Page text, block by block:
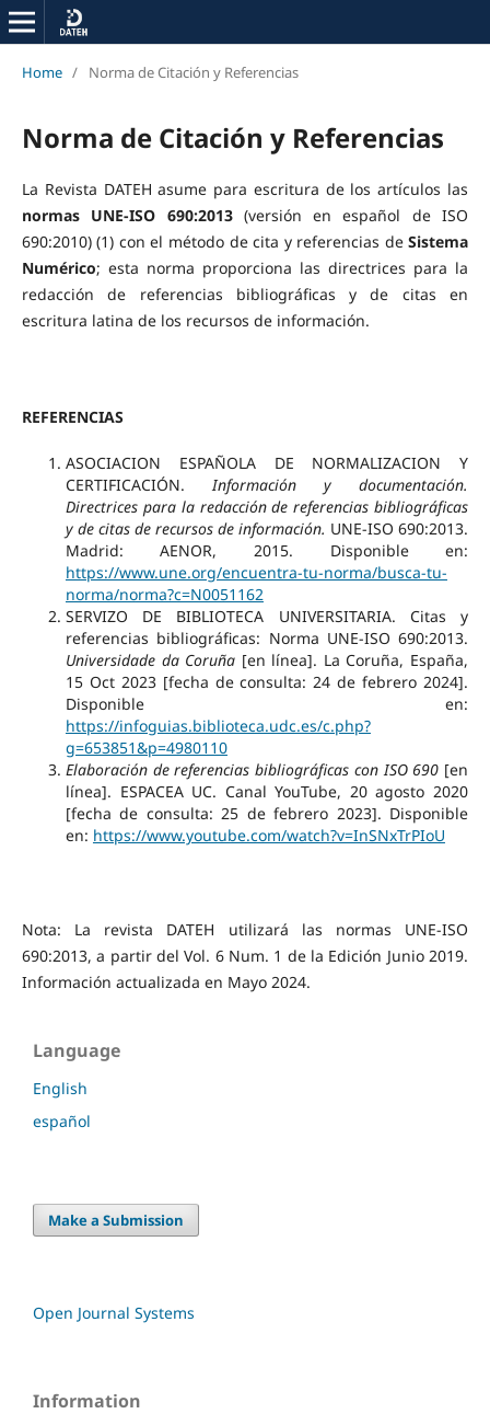
Home / Norma de Citación y Referencias
Norma de Citación y Referencias
La Revista DATEH asume para escritura de los artículos las
normas UNE-ISO 690:2013 (versión en español de ISO
690:2010) (1) con el método de cita y referencias deSistema
Numérico; esta norma proporciona las directrices para la
redacción de referencias bibliográficas y de citas en
escritura latina de los recursos de información.
REFERENCIAS
ASOCIACION ESPAÑOLA DE NORMALIZACION Y
CERTIFICACIÓN.Información y documentación.
Directrices para la redacción de referencias bibliográficas
y de citas de recursos de información. UNE-ISO 690:2013.
Madrid: AENOR, 2015. Disponible en:
https://www.une.org/encuentra-tu-norma/busca-tu-
norma/norma?c=N0051162
SERVIZO DE BIBLIOTECA UNIVERSITARIA. Citas y
referencias bibliográficas: Norma UNE-ISO 690:2013.
Universidade da Coruña [en línea]. La Coruña, España,
15 Oct 2023 [fecha de consulta: 24 de febrero 2024].
Disponible en:
https://infoguias.biblioteca.udc.es/c.php?
g=653851&p=4980110
Elaboración de referencias bibliográficas con ISO 690 [en
línea]. ESPACEA UC. Canal YouTube, 20 agosto 2020
[fecha de consulta: 25 de febrero 2023]. Disponible
en: https://www.youtube.com/watch?v=InSNxTrPIoU
Nota: La revista DATEH utilizará las normas UNE-ISO
690:2013, a partir del Vol. 6 Num. 1 de la Edición Junio 2019.
Información actualizada en Mayo 2024.
Language
English
español
Make a Submission
Open Journal Systems
Information